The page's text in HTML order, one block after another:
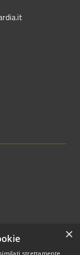
×
strettamente